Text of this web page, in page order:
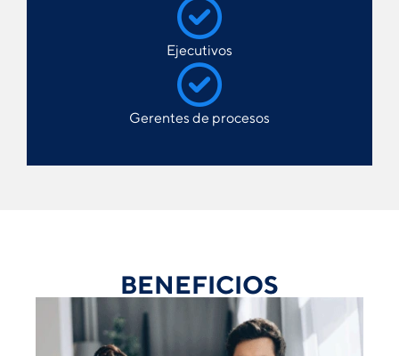
Ejecutivos
Gerentes de procesos
BENEFICIOS